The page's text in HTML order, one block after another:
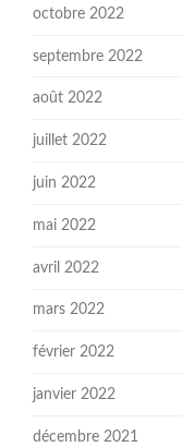
octobre 2022
septembre 2022
août 2022
juillet 2022
juin 2022
mai 2022
avril 2022
mars 2022
février 2022
janvier 2022
décembre 2021